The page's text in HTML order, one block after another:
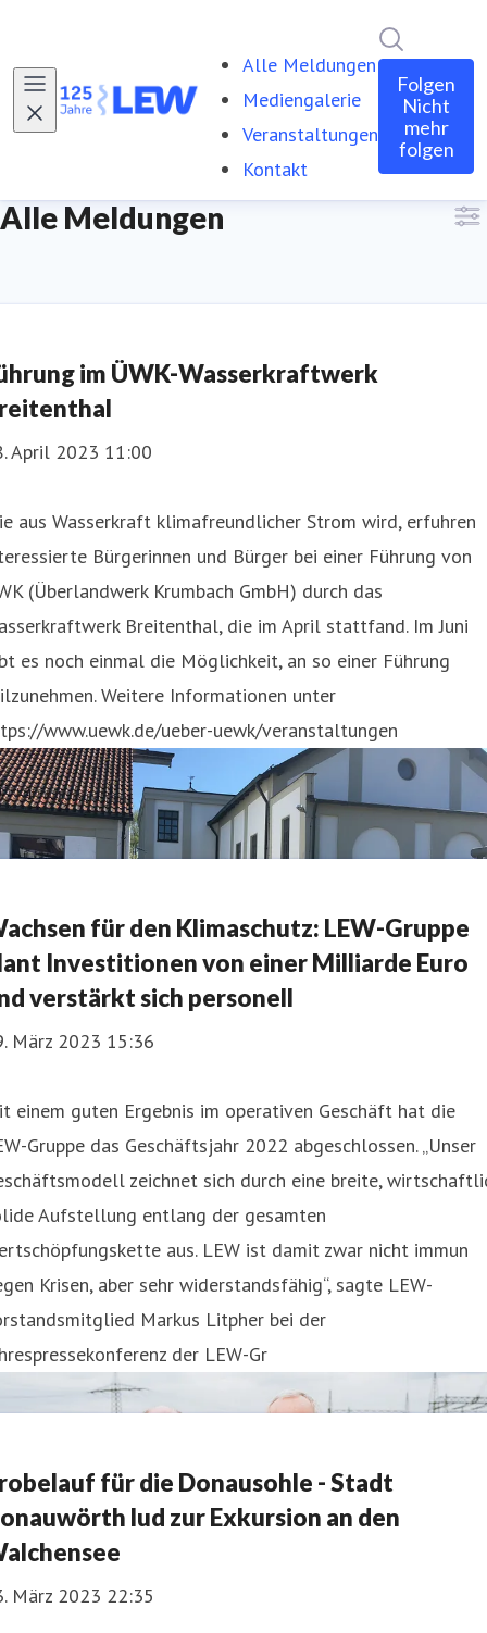
Alle Meldungen
Mediengalerie
Veranstaltungen
Kontakt
Folgen
Nicht
mehr
folgen
Alle Meldungen
im ÜWK-Wasserkraftwerk
April 2023 11:00
aus Wasserkraft klimafreundlicher Strom wird, erfuhren
Bürgerinnen und Bürger bei einer Führung von
(Überlandwerk Krumbach GmbH) durch das
Breitenthal, die im April stattfand. Im Juni
es noch einmal die Möglichkeit, an so einer Führung
Weitere Informationen unter
www.uewk.de/ueber-uewk/veranstaltungen
für den Klimaschutz: LEW-Gruppe
Investitionen von einer Milliarde Euro
verstärkt sich personell
März 2023 15:36
einem guten Ergebnis im operativen Geschäft hat die
Gruppe das Geschäftsjahr 2022 abgeschlossen. „Unser
zeichnet sich durch eine breite,
Aufstellung entlang der gesamten
aus. LEW ist damit zwar nicht immun
Krisen, aber sehr widerstandsfähig“, sagte LEW-
Markus Litpher bei der
der LEW-Gr
für die Donausohle - Stadt
lud zur Exkursion an den
März 2023 22:35